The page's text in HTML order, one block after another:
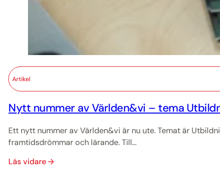
Artikel
Nytt nummer av Världen&vi – tema
Ett nytt nummer av Världen&vi är nu ute. Temat är
framtidsdrömmar och lärande. Till...
Läs vidare